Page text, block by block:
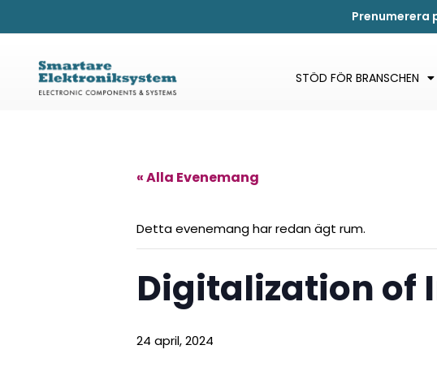
Prenumerera
STÖD FÖR BRANSCHEN
« Alla Evenemang
Detta evenemang har redan ägt rum.
Digitalization of
24 april, 2024